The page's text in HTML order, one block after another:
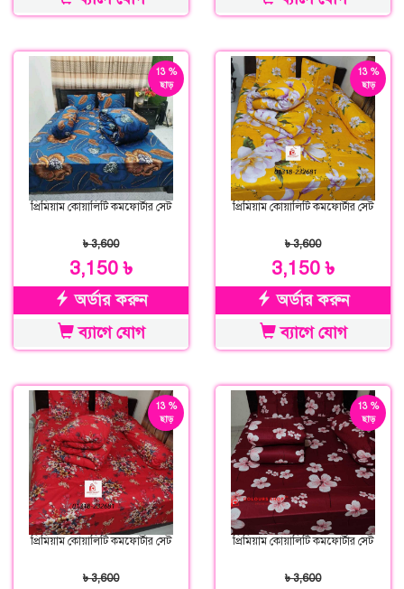
13 %
ছাড়
প্রিমিয়াম কোয়ালিটি কমফোর্টার সেট
৳ 3,600
3,150 ৳
অর্ডার করুন
ব্যাগে যোগ
13 %
ছাড়
প্রিমিয়াম কোয়ালিটি কমফোর্টার সেট
৳ 3,600
3,150 ৳
অর্ডার করুন
ব্যাগে যোগ
13 %
ছাড়
প্রিমিয়াম কোয়ালিটি কমফোর্টার সেট
৳ 3,600
13 %
ছাড়
প্রিমিয়াম কোয়ালিটি কমফোর্টার সেট
৳ 3,600